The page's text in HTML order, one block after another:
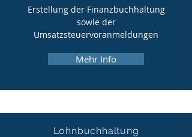
Erstellung der Finanzbuchhaltung
sowie der
Umsatzsteuervoranmeldungen
Mehr Info
Lohnbuchhaltung